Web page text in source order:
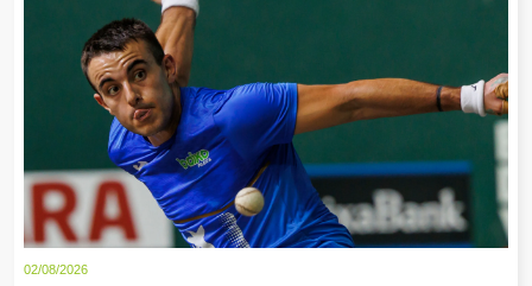
02/08/2026